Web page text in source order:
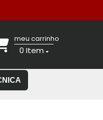
meu carrinho
0 Item